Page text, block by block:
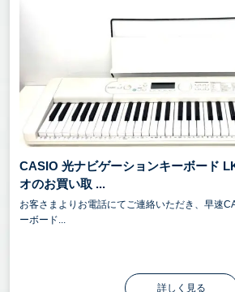
CASIO 光ナビゲーションキーボード
オのお買い取 ...
お客さまよりお電話にてご連絡いただき、早速
ーボード...
詳しく見る